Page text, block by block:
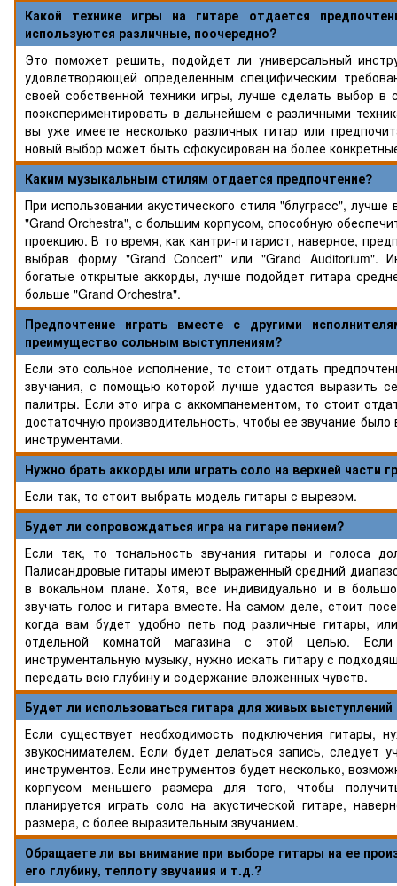
Какой технике игры на гитаре отдается
используются различные, поочередно?
Это поможет решить, подойдет ли универсальный
удовлетворяющей определенным специфическим
своей собственной техники игры, лучше сделать выбор в
поэкспериментировать в дальнейшем с различными
вы уже имеете несколько различных гитар или
новый выбор может быть сфокусирован на более
Каким музыкальным стилям отдается предпочтение?
При использовании акустического стиля "блуграсс",
"Grand Orchestra", с большим корпусом, способную
проекцию. В то время, как кантри-гитарист, наверное,
выбрав форму "Grand Concert" или "Grand Auditorium".
богатые открытые аккорды, лучше подойдет гитара
больше "Grand Orchestra".
Предпочтение играть вместе с другими
преимущество сольным выступлениям?
Если это сольное исполнение, то стоит отдать
звучания, с помощью которой лучше удастся выразить
палитры. Если это игра с аккомпанементом, то стоит
достаточную производительность, чтобы ее звучание
инструментами.
Нужно брать аккорды или играть соло на верхней части
Если так, то стоит выбрать модель гитары с вырезом.
Будет ли сопровождаться игра на гитаре пением?
Если так, то тональность звучания гитары и голоса
Палисандровые гитары имеют выраженный средний
в вокальном плане. Хотя, все индивидуально и в
звучать голос и гитара вместе. На самом деле, стоит
когда вам будет удобно петь под различные гитары,
отдельной комнатой магазина с этой целью. Если
инструментальную музыку, нужно искать гитару с
передать всю глубину и содержание вложенных чувств.
Будет ли использоваться гитара для живых выступлений
Если существует необходимость подключения гитары,
звукоснимателем. Если будет делаться запись, следует
инструментов. Если инструментов будет несколько,
корпусом меньшего размера для того, чтобы
планируется играть соло на акустической гитаре,
размера, с более выразительным звучанием.
Обращаете ли вы внимание при выборе гитары на ее
его глубину, теплоту звучания и т.д.?